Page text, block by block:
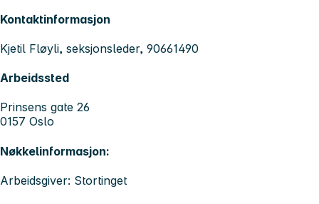
Kontaktinformasjon
Kjetil Fløyli, seksjonsleder, 90661490
Arbeidssted
Prinsens gate 26
0157 Oslo
Nøkkelinformasjon:
Arbeidsgiver: Stortinget